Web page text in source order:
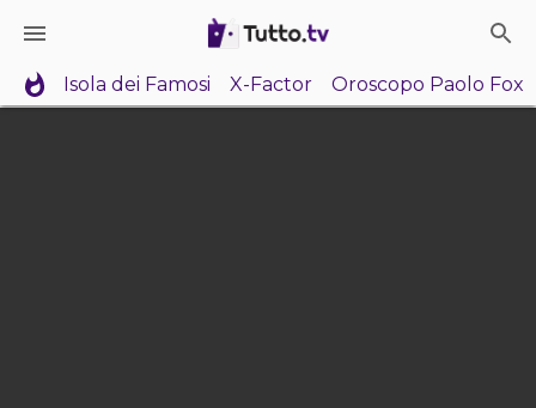
Isola dei Famosi X-Factor Oroscopo Paolo Fox